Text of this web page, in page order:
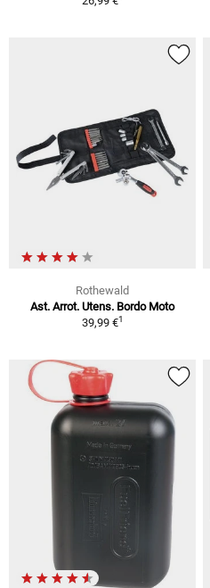
Rothewald
Ast. Arrot. Utens. Bordo Moto
39,99 €1